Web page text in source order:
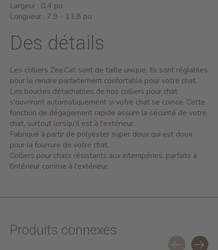
Largeur : 0,4 po
Longueur : 7,9 - 11,8 po
Des détails
Les colliers Zee.Cat sont de taille unique. Ils sont réglables
pour le rendre parfaitement confortable pour votre chat.
Les boucles détachables de nos colliers pour chat
s'ouvriront automatiquement si votre chat se coince. Cette
fonction de dégagement rapide assure la sécurité de votre
chat, surtout lorsqu'il est à l'extérieur.
Fabriqué à partir de polyester super doux qui est doux
pour la fourrure de votre chat.
Colliers pour chats résistants aux intempéries, parfaits à
l'intérieur comme à l'extérieur.
Produits connexes